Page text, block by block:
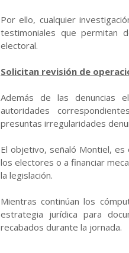
Por ello, cualquier
testimoniales que permitan
electoral.
Solicitan revisión de
Además de las denuncias
autoridades
presuntas irregularidades
El objetivo, señaló Montiel,
los electores o a financiar
la legislación.
Mientras continúan los
estrategia jurídica para
recabados durante la jornada.